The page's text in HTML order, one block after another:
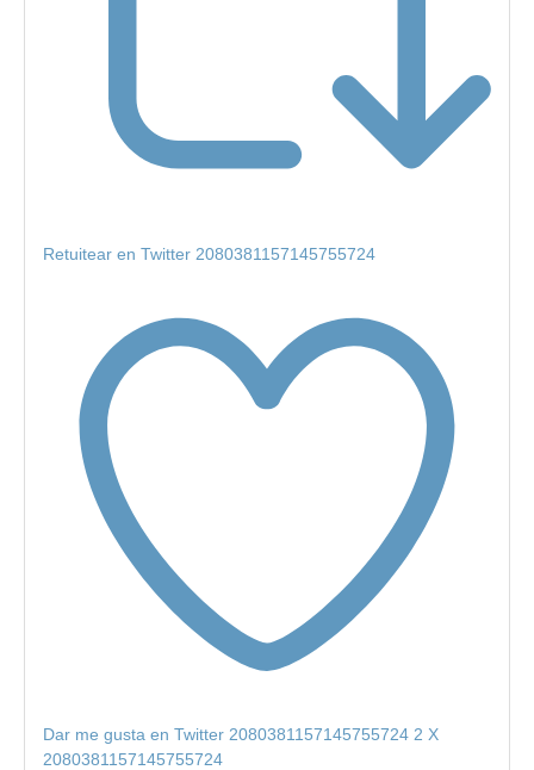
Retuitear en Twitter 2080381157145755724
Dar me gusta en Twitter 2080381157145755724 2 X
2080381157145755724